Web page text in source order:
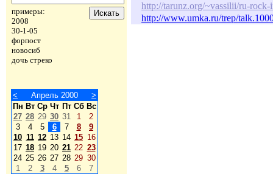
примеры:
2008
30-1-05
форпост
новосиб
дочь стреко
< Апрель 2000
>
Пн Вт Ср Чт Пт Сб Вс
27 28 29 30 31 1
2
3
4 5 6 7 8
9
10 11 12 13 14 15 16
17 18 19 20 21 22 23
24 25 26 27 28 29 30
1
2 3 4 5 6 7
http://tarunz.org/~vassilii/ru-
http://www.umka.ru/trep/